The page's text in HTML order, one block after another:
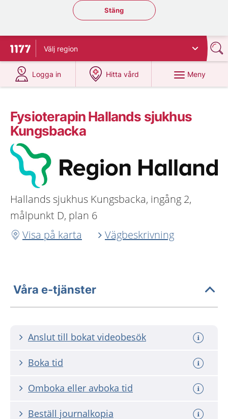
Stäng regionsväljaren
Stäng
Till startsidan för 1177
Välj region
Logga in
på 1177.se
Hitta vård
på 1177.se
Meny
Fysioterapin Hallands sjukhus
Kungsbacka
Hallands sjukhus Kungsbacka, ingång 2,
målpunkt D, plan 6
Visa på karta
Vägbeskrivning
Våra e-tjänster
Anslut till bokat videobesök
Boka tid
Omboka eller avboka tid
Beställ journalkopia